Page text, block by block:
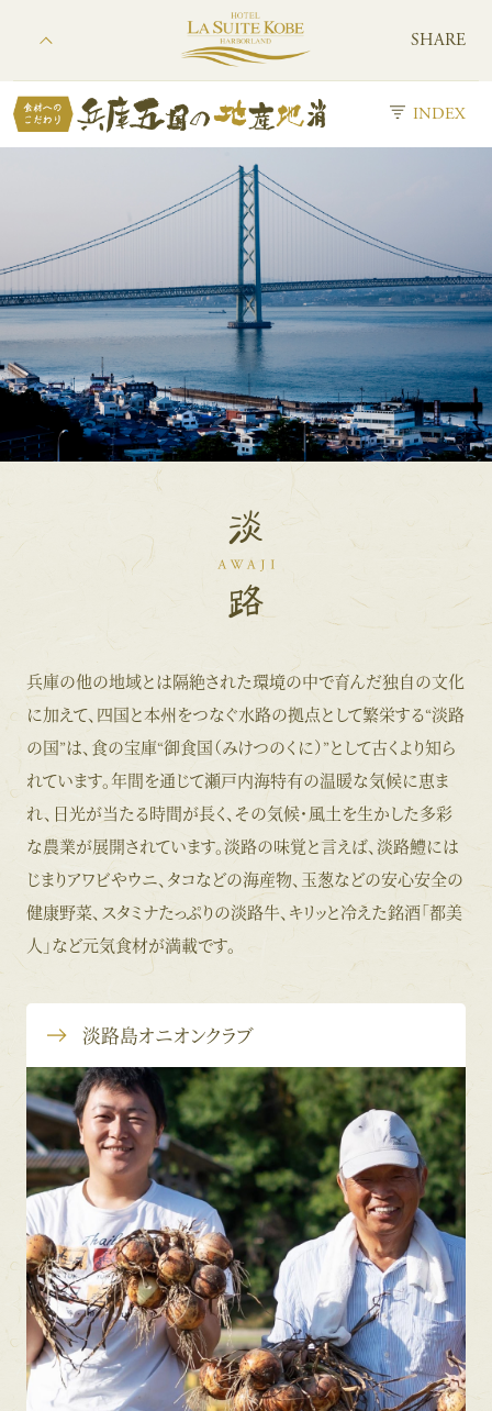
SHARE
INDEX
兵庫の他の地域とは隔絶された環境の中で育んだ独自の文化
に加えて、四国と本州をつなぐ水路の拠点として繁栄する“淡路
の国”は、食の宝庫“御食国（みけつのくに）”として古くより知ら
れています。年間を通じて瀬戸内海特有の温暖な気候に恵ま
れ、日光が当たる時間が長く、その気候・風土を生かした多彩
な農業が展開されています。淡路の味覚と言えば、淡路鱧には
じまりアワビやウニ、タコなどの海産物、玉葱などの安心安全の
健康野菜、スタミナたっぷりの淡路牛、キリッと冷えた銘酒「都美
人」など元気食材が満載です。
淡路島オニオンクラブ